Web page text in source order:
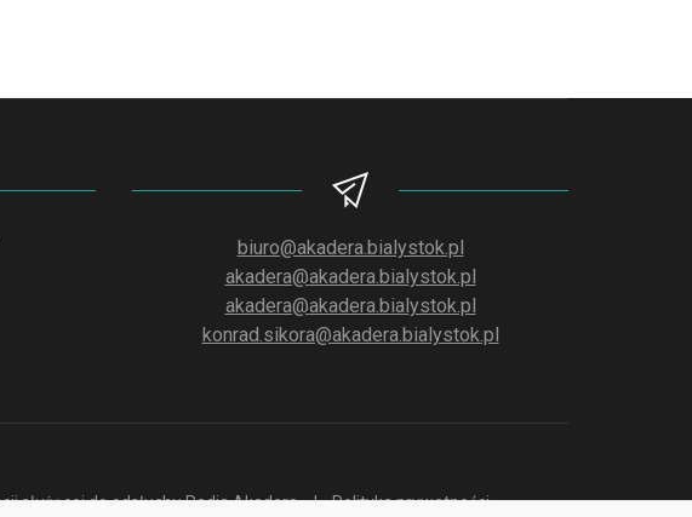
biuro@akadera.bialystok.pl
akadera@akadera.bialystok.pl
akadera@akadera.bialystok.pl
konrad.sikora@akadera.bialystok.pl
służącej do odsłuchu Radia Akadera Polityka prywatności